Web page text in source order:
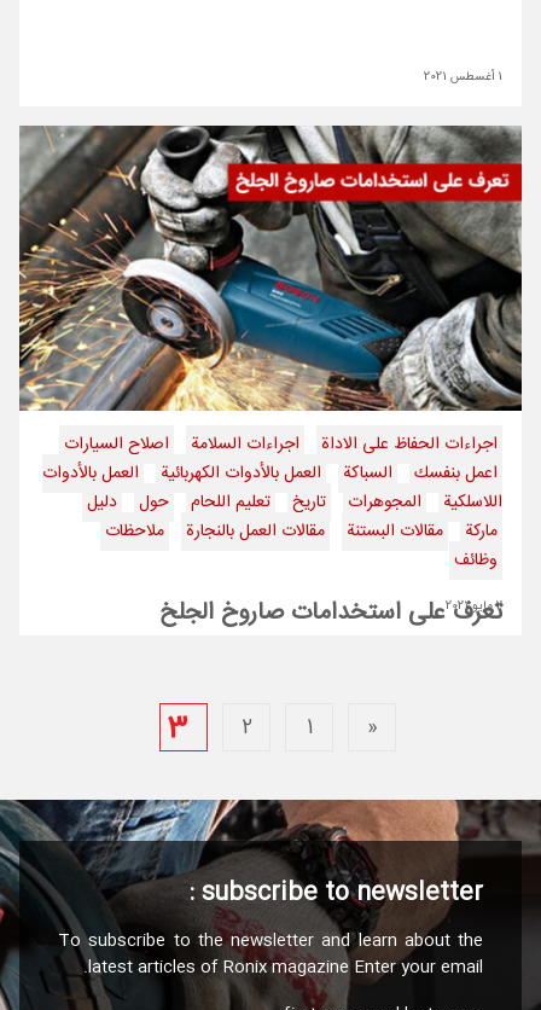
1 أغسطس 2021
اجراءات الحفاظ على الاداة اجراءات السلامة
اصلاح السيارات
اعمل بنفسك
السباكة العمل بالأدوات الكهربائية
العمل بالأدوات
اللاسلكية
المجوهرات تاريخ تعليم اللحام حول
دليل
ماركة
مقالات البستنة مقالات العمل بالنجارة
ملاحظات
وظائف
تعرف على استخدامات صاروخ الجلخ
2 مايو 2021
«
1
2
3
subscribe to newsletter :
To subscribe to the newsletter and learn about the
latest articles of Ronix magazine Enter your email.